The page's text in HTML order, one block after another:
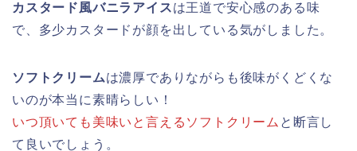
カスタード風バニラアイスは王道で安心感のある味
で、多少カスタードが顔を出している気がしました。
ソフトクリームは濃厚でありながらも後味がくどくな
いのが本当に素晴らしい！
いつ頂いても美味いと言えるソフトクリーム と断言し
て良いでしょう。